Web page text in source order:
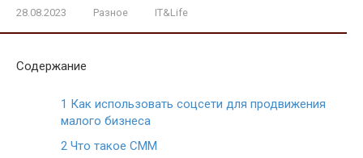
28.08.2023 Разное IT&Life
Содержание
1 Как использовать соцсети для продвижения
малого бизнеса
2 Что такое СММ